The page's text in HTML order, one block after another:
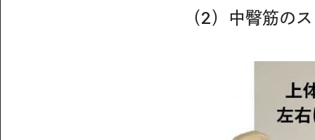
（2）中臀筋の